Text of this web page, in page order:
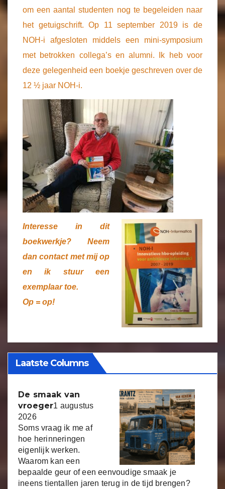
om een aantal studenten nog te begeleiden naar
het getuigschrift. Op 11 september 2019 is de
NOH-i afgesloten middels een mini-symposium
met betrokken collega’s en alumni. Ik heb voor
deze gelegenheid een boekje geschreven over de
12 ½ jaar NOH-i.
Interesse in dit
boekwerkje? Neem
dan contact met mij op
en ik stuur een
exemplaar toe.
Op = op!
Laatste Columns
De smaak van
vroeger1 augustus
2026
Soms vraag ik me af
hoe herinneringen
eigenlijk werken.
Waarom kan een
bepaalde geur of een eenvoudige smaak je
ineens tientallen jaren terug in de tijd brengen?